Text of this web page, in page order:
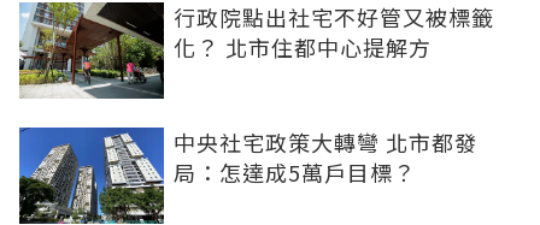
行政院點出社宅不好管又被標籤
化？ 北市住都中心提解方
中央社宅政策大轉彎 北市都發
局：怎達成5萬戶目標？